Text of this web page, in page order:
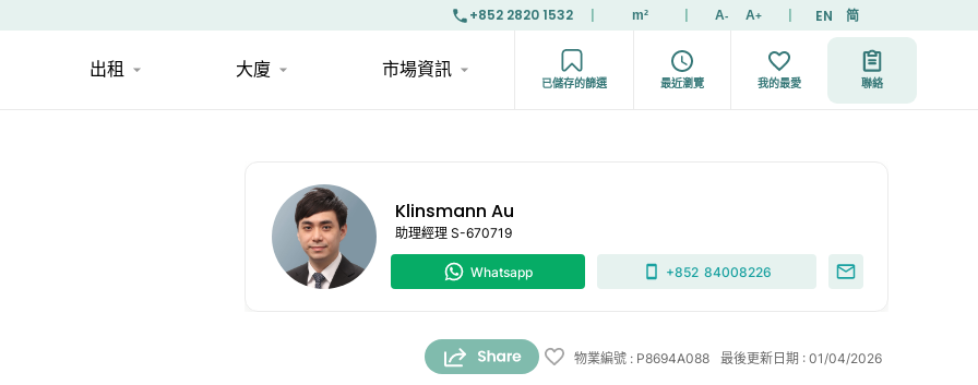
+852 2820 1532 m² A- A+ EN 简
出租 大廈 市場資訊
已儲存的篩選 最近瀏覽 我的最愛 聯絡
Klinsmann Au
助理經理S-670719
Whatsapp +852 84008226
物業編號 : P8694A088 最後更新日期 : 01/04/2026